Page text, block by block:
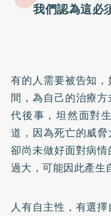
我們認為這必
有的人需要被告知
間，為自己的治療
代後事，坦然面對
道，因為死亡的威
卻尚未做好面對病
過大，可能因此產生
人有自主性，有選